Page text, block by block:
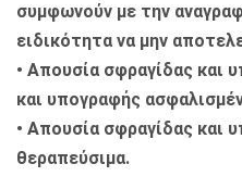
συμφωνούν με την
ειδικότητα να μην
• Απουσία σφραγίδας και
και υπογραφής
• Απουσία σφραγίδας και
θεραπεύσιμα.